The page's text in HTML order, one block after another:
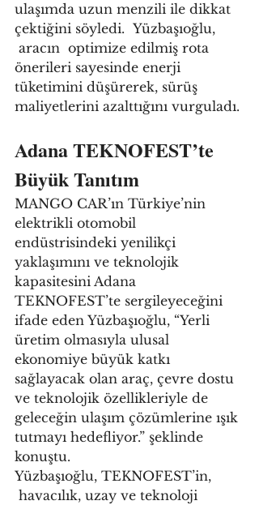
ulaşımda uzun menzili ile dikkat
çektiğini söyledi.  Yüzbaşıoğlu,
aracın  optimize edilmiş rota
önerileri sayesinde enerji
tüketimini düşürerek, sürüş
maliyetlerini azalttığını vurguladı.
Adana TEKNOFEST’te
Büyük Tanıtım
MANGO CAR’ın Türkiye’nin
elektrikli otomobil
endüstrisindeki yenilikçi
yaklaşımını ve teknolojik
kapasitesini Adana
TEKNOFEST’te sergileyeceğini
ifade eden Yüzbaşıoğlu, “Yerli
üretim olmasıyla ulusal
ekonomiye büyük katkı
sağlayacak olan araç, çevre dostu
ve teknolojik özellikleriyle de
geleceğin ulaşım çözümlerine ışık
tutmayı hedefliyor.” şeklinde
konuştu.
Yüzbaşıoğlu, TEKNOFEST’in,
havacılık, uzay ve teknoloji